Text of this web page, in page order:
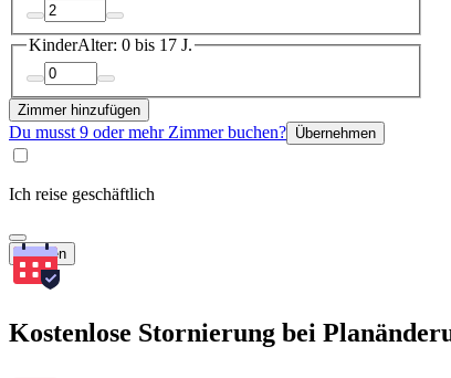
KinderAlter: 0 bis 17 J.
Zimmer hinzufügen
Du musst 9 oder mehr Zimmer buchen? Übernehmen
Ich reise geschäftlich
Suchen
Kostenlose Stornierung bei